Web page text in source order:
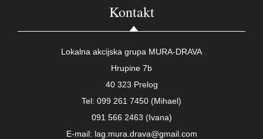
Kontakt
Lokalna akcijska grupa MURA-DRAVA
Hrupine 7b
40 323 Prelog
Tel: 099 261 7450 (Mihael)
091 566 2463 (Ivana)
E-mail: lag.mura.drava@gmail.com